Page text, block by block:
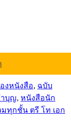
งหนังสือ, ฉบับ
บุญ, หนังสือนัก
ทุกชั้น ตรี โท เอก